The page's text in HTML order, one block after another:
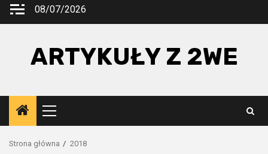
Przejdź
08/07/2026
ARTYKUŁY Z 2WE
Menu
główne
Strona główna 2018